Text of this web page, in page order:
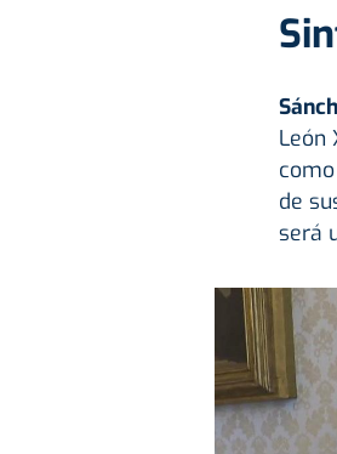
León
de
será